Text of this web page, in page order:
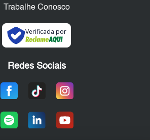
Trabalhe Conosco
Verificada por
Redes Sociais